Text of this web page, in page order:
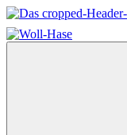
Zum
Inhalt
springen
Wohnen